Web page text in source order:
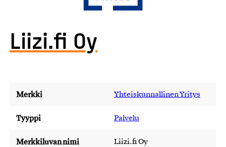
Liizi.fi Oy
Merkki Yhteiskunnallinen Yritys
Tyyppi Palvelu
Merkkiluvan nimi Liizi.fi Oy